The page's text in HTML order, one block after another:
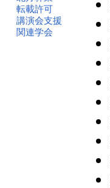
転載許可
講演会支援
関連学会